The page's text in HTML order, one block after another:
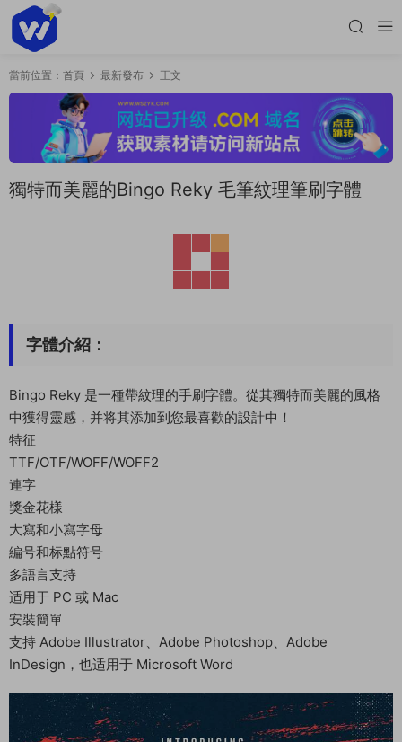
當前位置： 首頁 最新發布 正文
獨特而美麗的Bingo Reky 毛筆紋理筆刷字體
字體介紹：
Bingo Reky 是一種帶紋理的手刷字體。從其獨特而美麗的風格
中獲得靈感，并将其添加到您最喜歡的設計中！
特征
TTF/OTF/WOFF/WOFF2
連字
獎金花樣
大寫和小寫字母
編号和标點符号
多語言支持
适用于 PC 或 Mac
安裝簡單
支持 Adob​​e Illustrator、Adobe Photoshop、Adobe
InDesign，也适用于 Microsoft Word